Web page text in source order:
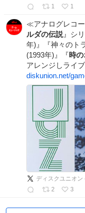
1
1
≪アナログレコ
ルダの伝説 』シ
年)』『神々のト
(1993年)』『時
アレンジしライブ
diskunion.net/
ディスクユニオン
2
3